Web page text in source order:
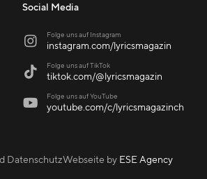
Social Media
 Folge uns auf Instagram
instagram.com/lyricsmagazin
 Folge uns auf TikTok
tiktok.com/@lyricsmagazin
 Folge uns auf YouTube
youtube.com/c/lyricsmagazinch
DatenschutzWebseite by ESE Agency